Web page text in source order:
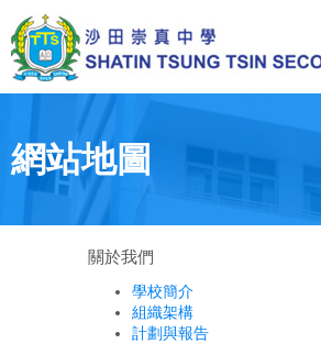
main
content
網站地圖
關於我們
學校簡介
組織架構
計劃與報告